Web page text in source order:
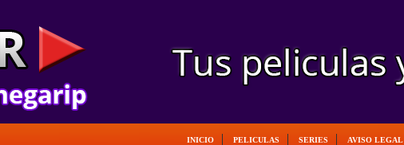
INICIO PELICULAS SERIES AVISO LEGAL